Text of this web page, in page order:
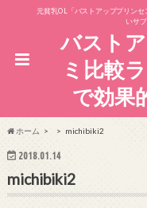
元貧乳OL「バストアッププリン
いサ
バスト
ミ比較
で効果
ホーム michibiki2
2018.01.14
michibiki2